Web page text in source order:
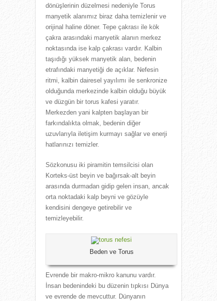
dönüşlerinin düzelmesi nedeniyle Torus
manyetik alanımız biraz daha temizlenir ve
orijinal haline döner. Tepe çakrası ile kök
çakra arasındaki manyetik alanın merkez
noktasında ise kalp çakrası vardır. Kalbin
taşıdığı yüksek manyetik alan, bedenin
etrafındaki manyetiği de açıklar. Nefesin
ritmi, kalbin dairesel yayılımı ile senkronize
olduğunda merkezinde kalbin olduğu büyük
ve düzgün bir torus kafesi yaratır.
Merkezden yani kalpten başlayan bir
farkındalıkta olmak, bedenin diğer
uzuvlarıyla iletişim kurmayı sağlar ve enerji
hatlarınızı temizler.
Sözkonusu iki piramitin temsilcisi olan
Korteks-üst beyin ve bağırsak-alt beyin
arasında durmadan gidip gelen insan, ancak
orta noktadaki kalp beyni ve gözüyle
kendisini dengeye getirebilir ve
temizleyebilir.
Beden ve Torus
Evrende bir makro-mikro kanunu vardır.
İnsan bedenindeki bu düzenin tıpkısı Dünya
ve evrende de mevcuttur. Dünyanın